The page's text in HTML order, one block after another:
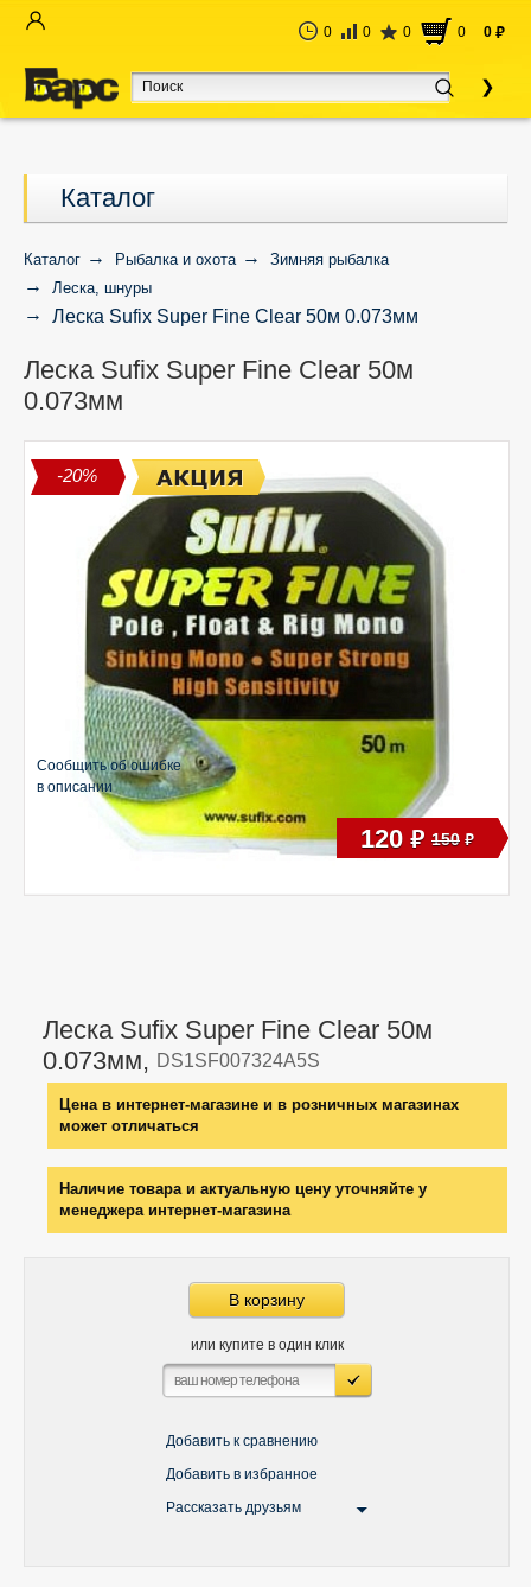
0 0 0 0 0 руб
Каталог
Каталог Рыбалка и охота
Зимняя рыбалка
Леска, шнуры
Леска Sufix Super Fine Clear 50м 0.073мм
Леска Sufix Super Fine Clear 50м
0.073мм
-20%
Леска Sufix Super Fine Clear 50м
0.073мм, DS1SF007324A5S
Цена в интернет-магазине и в розничных магазинах
может отличаться
Наличие товара и актуальную цену уточняйте у
менеджера интернет-магазина
В корзину
или купите в один клик
Добавить к сравнению
Добавить в избранное
Рассказать друзьям
Сообщить об ошибке
в описании
120 руб 150 руб